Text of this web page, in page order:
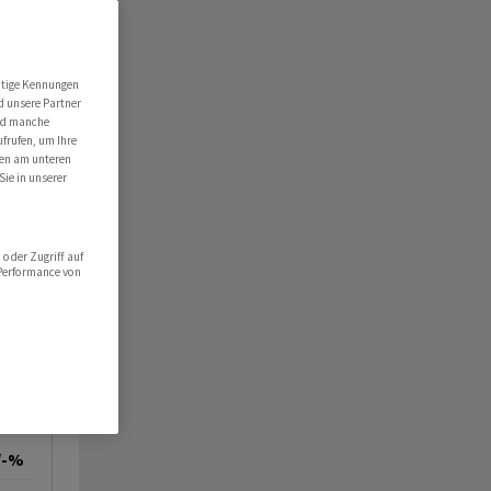
%
Kennungen
unsere Partner
manche
um Ihre
am unteren
in unserer
oder Zugriff auf
von